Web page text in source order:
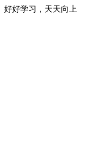
好好学习，天天向上